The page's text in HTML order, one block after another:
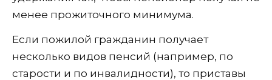
менее прожиточного минимума.
Если пожилой гражданин получает
несколько видов пенсий (например, по
старости и по инвалидности), то приставы